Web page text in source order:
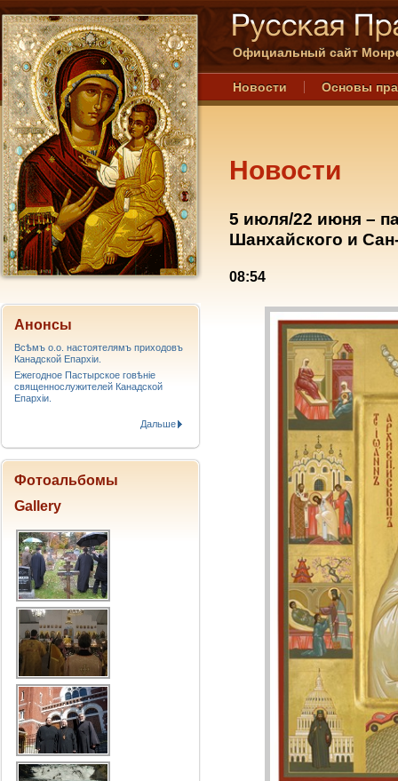
Официальный сайт
Новости Основы
Новости
5 июля/22 июня –
Шанхайского и
08:54
Анонсы
Всѣмъ о.о. настоятелямъ приходовъ
Канадской Епархiи.
Ежегодное Пастырское говѣніе
священнослужителей Канадской
Епархіи.
Дальше
Фотоальбомы
Gallery